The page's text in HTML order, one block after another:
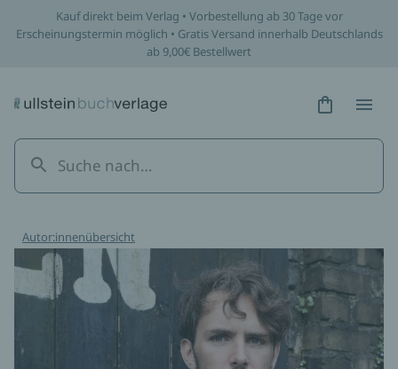
Kauf direkt beim Verlag • Vorbestellung ab 30 Tage vor
Erscheinungstermin möglich • Gratis Versand innerhalb Deutschlands
ab 9,00€ Bestellwert
Hidden
Autor:innenübersicht